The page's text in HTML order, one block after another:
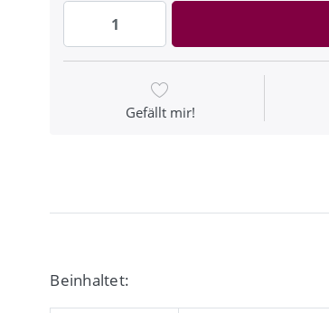
Gefällt mir!
Beinhaltet: